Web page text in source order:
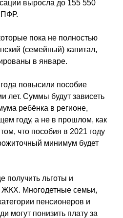
выросла до 155 550
ПФР.
пока не полностью
(семейный) капитал,
в январе.
повысили пособие
лет. Суммы будут зависеть
ребёнка в регионе,
году, а не в прошлом, как
что пособия в 2021 году
минимум будет
получить льготы и
ЖКХ. Многодетные семьи,
пенсионеров и
могут понизить плату за